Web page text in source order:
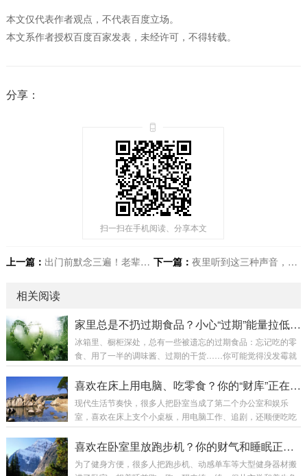
本文仅代表作者观点，不代表百度立场。
本文系作者授权百度百家发表，未经许可，不得转载。
分享：
扫一扫在手机阅读、分享本文
上一篇： 出门前默念三遍！老辈传下的“招财咒”，走到哪财跟到哪 下一篇： 夜里听到这三种声音，是财神敲门！千万别当坏事，赶紧接住！
相关阅读
家里总是不扔过期食品？小心“过期”能量拉低你的财运
冰箱里、橱柜深处，总有一些被遗忘的过期食品：忘记吃的零
食、用了一半的调味酱、过期的干货……你可能觉得没发霉就
没大事。但在玄学上，这些“过期”物品，正在散发着“衰
败”和“停滞”的能量，默默拉低你家的财运。过期食品的“能量毒
工的“生命能量”和“时间信息”。超过保质期，即使没有肉眼可见
的腐败，其内在的“气”也已经衰败、变质。存放这些“衰气”在家
气场。象征“滞留”与“浪费...
喜欢在床上用电脑、吃零食？你的“财库”正在发霉
现代生活节奏快，很多人把卧室当成了第二个办公室和娱乐
室，喜欢在床上支个小桌板，用电脑工作、追剧，还顺便吃吃
喝喝。这个看似舒适的习惯，在玄学上却在严重“污染”你的核
心能量场——卧室，进而败坏财运。床上进行“非休息”活动的
亲密。在这里工作，会把工作的压力、焦虑的磁场带上床；在
喜欢在卧室里放跑步机？你的财气和睡眠正被“消耗”
为了健身方便，很多人把跑步机、动感单车等大型健身器材搬